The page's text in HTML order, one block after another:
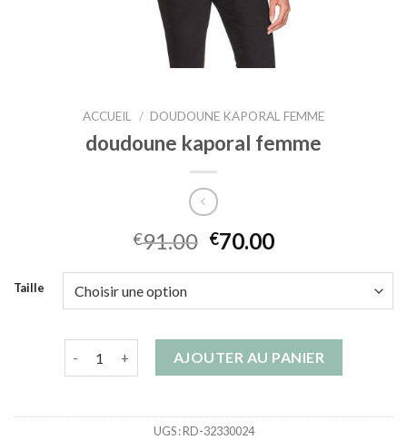
ACCUEIL / DOUDOUNE KAPORAL FEMME
doudoune kaporal femme
€91.00 €70.00
Taille
quantité de doudoune kaporal femme
AJOUTER AU PANIER
UGS :RD-32330024